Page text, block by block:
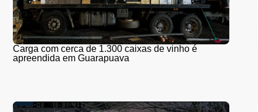
Carga com cerca de 1.300 caixas de vinho é
apreendida em Guarapuava